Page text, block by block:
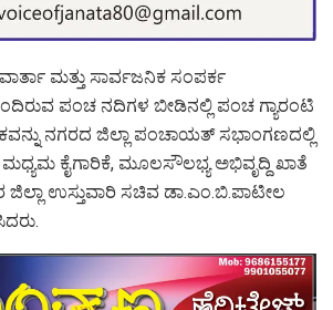
ವಾರ್ತಾ ಮತ್ತು ಸಾರ್ವಜನಿಕ ಸಂಪರ್ಕ
ಪಂಚ ನದಿಗಳ ಬೀಡಿನಲ್ಲಿ ಪಂಚ ಗ್ಯಾರಂಟಿ
ನಗರದ ಜಿಲ್ಲಾ ಪಂಚಾಯತ್ ಸಭಾಂಗಣದಲ್ಲಿ
ಮಧ್ಯಮ ಕೈಗಾರಿಕೆ, ಮೂಲಸೌಲಭ್ಯ ಅಭಿವೃದ್ದಿ ಖಾತೆ
ಉಸ್ತುವಾರಿ ಸಚಿವ ಡಾ.ಎಂ.ಬಿ.ಪಾಟೀಲ